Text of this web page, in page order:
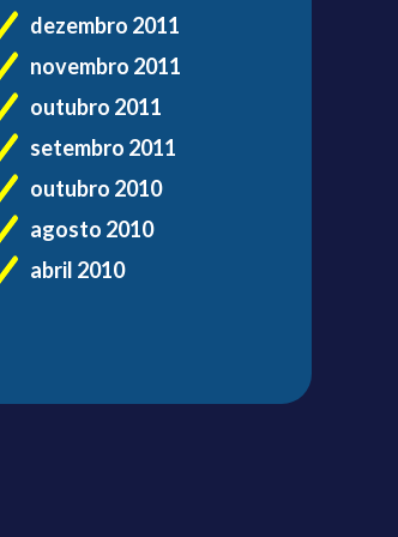
dezembro 2011
novembro 2011
outubro 2011
setembro 2011
outubro 2010
agosto 2010
abril 2010